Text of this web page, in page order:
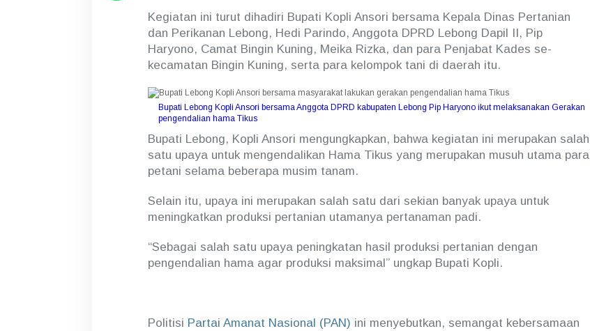
a
n
D
i
H
r
i
M
n
g
g
e
r
a
a
y
Kegiatan ini turut dihadiri Bupati Kopli Ansori bersama Kepala Dinas Pertanian
dan Perikanan Lebong, Hedi Parindo, Anggota DPRD Lebong Dapil II, Pip
Haryono, Camat Bingin Kuning, Meika Rizka, dan para Penjabat Kades se-
kecamatan Bingin Kuning, serta para kelompok tani di daerah itu.
Bupati Lebong Kopli Ansori bersama Anggota DPRD kabupaten Lebong Pip Haryono ikut melaksanakan Gerakan
pengendalian hama Tikus
Bupati Lebong, Kopli Ansori mengungkapkan, bahwa kegiatan ini merupakan salah
satu upaya untuk mengendalikan Hama Tikus yang merupakan musuh utama para
petani selama beberapa musim tanam.
Selain itu, upaya ini merupakan salah satu dari sekian banyak upaya untuk
meningkatkan produksi pertanian utamanya pertanaman padi.
“Sebagai salah satu upaya peningkatan hasil produksi pertanian dengan
pengendalian hama agar produksi maksimal” ungkap Bupati Kopli.
Politisi Partai Amanat Nasional (PAN) ini menyebutkan, semangat kebersamaan